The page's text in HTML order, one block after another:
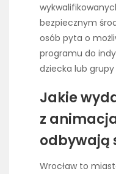
bezpiecznym
osób pyta o
programu do
dziecka lub grupy
Jakie
z
odbywają
Wrocław to